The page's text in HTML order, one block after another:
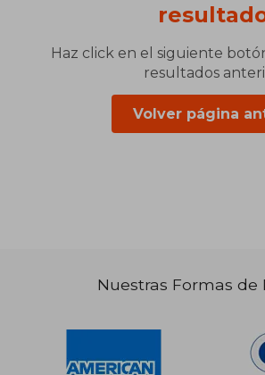
Haz click en el siguiente
resultados
Volver página
Nuestras Formas de